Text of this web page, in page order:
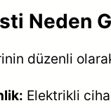
Neden
düzenli
Elektrikli